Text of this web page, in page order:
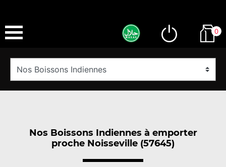
0
Nos Boissons Indiennes à emporter
proche Noisseville (57645)